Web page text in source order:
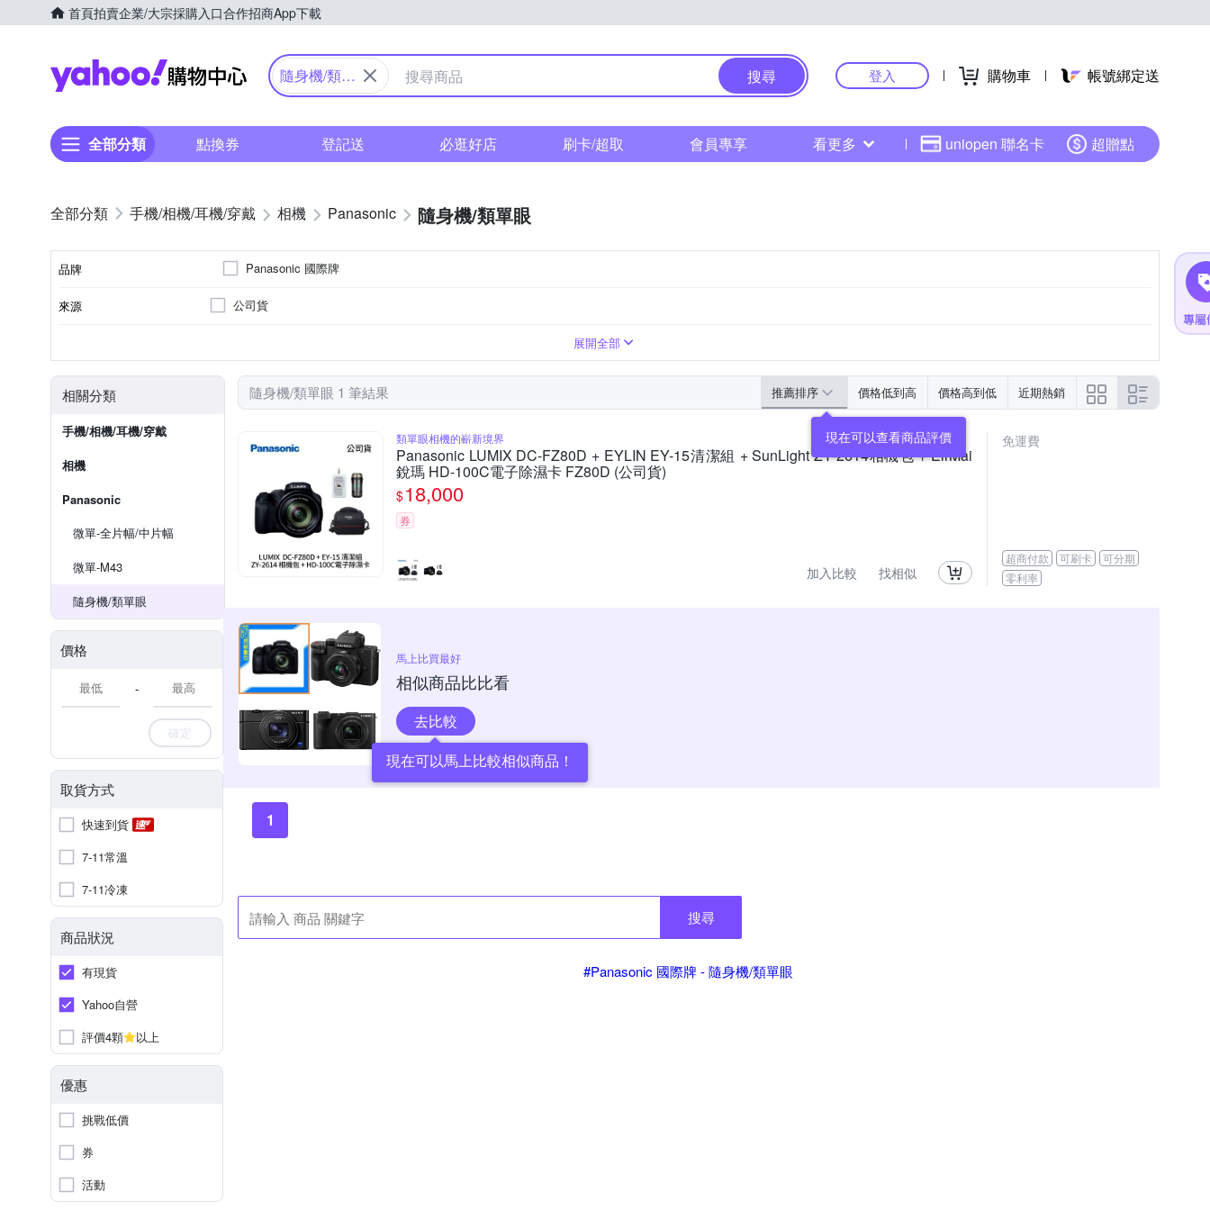
首頁拍賣企業/大宗採購入口合作招商App下載
Yahoo購物中心
隨身機/類單
搜尋 登入 購物車 帳號綁定送
全部分類 點換券 登記送 必逛好店 刷卡/超取 會員專享 看更多 uniopen 聯名卡 超贈點
手機/相機/耳機/穿戴 相機 Panasonic 隨身機/類單眼
品牌 Panasonic 國際牌
來源 公司貨
展開全部
相關分類
手機/相機/耳機/穿戴
相機
Panasonic
微單-全片幅/中片幅
微單-M43
隨身機/類單眼
價格
-
確定
取貨方式
快速到貨
7-11常溫
7-11冷凍
商品狀況
有現貨
Yahoo自營
評價4顆
以上
優惠
挑戰低價
券
活動
隨身機/類單眼 1 筆結果 推薦排序 價格低到高 價格高到低 近期熱銷
現在可以查看商品評價
類單眼相機的嶄新境界
Panasonic LUMIX DC-FZ80D + EYLIN EY-15清潔組 + SunLight ZY-2614相機包 + EirMai
銳瑪 HD-100C電子除濕卡 FZ80D (公司貨)
$18,000
券
加入比較 找相似
免運費
超商付款 可刷卡
可分期
零利率
馬上比買最好
相似商品比比看
去比較
現在可以馬上比較相似商品！
1
搜尋
#Panasonic 國際牌 - 隨身機/類單眼